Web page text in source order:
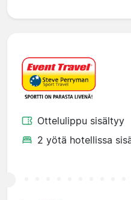
Ottelulippu sisältyy
2 yötä hotellissa